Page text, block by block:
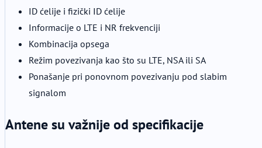
ID ćelije i fizički ID ćelije
Informacije o LTE i NR frekvenciji
Kombinacija opsega
Režim povezivanja kao što su LTE, NSA ili SA
Ponašanje pri ponovnom povezivanju pod slabim
signalom
Antene su važnije od specifikacije